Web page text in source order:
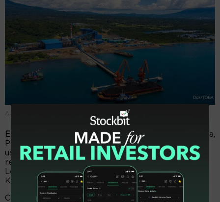
Aktivitas usaha tambang milik TOBA
EmitenNews.com --Emiten pertambangan batu bara,
PT TBS Energi Utama Tbk (TOBA) melalui anak
usahanya yakni PT Toba Bara Energi (TBAE) telah
resmi melepas 90% saham PT Minahasa Cahaya
Lestari (MCL). Saham MCL telah dijual kepada PT
Kalibiru Sulawesi Abadi (KSA).
Corporate Secretary TOBA, Pingkan Ratna Melati